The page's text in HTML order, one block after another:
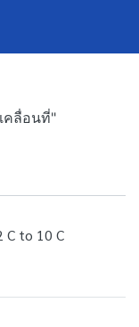
คลื่อนที่"
to 10 C